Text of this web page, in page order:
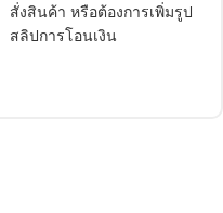
สั่งสินค้า หรือต้องการเพิ่มรูป
สลิปการโอนเงิน